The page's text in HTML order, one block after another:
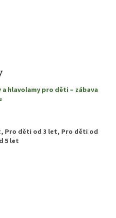
a hlavolamy pro děti – zábava
Pro děti od 3 let, Pro děti od
5 let